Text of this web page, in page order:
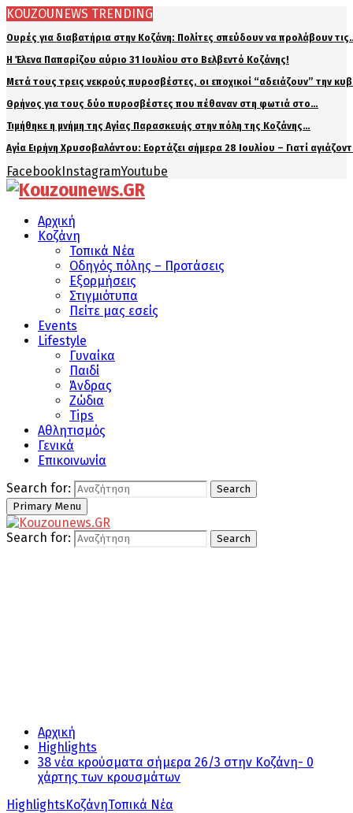
KOUZOUNEWS TRENDING
Ουρές για διαβατήρια στην Κοζάνη: Πολίτες σπεύδουν να προλάβουν
Η Έλενα Παπαρίζου αύριο 31 Ιουλίου στο Βελβεντό Κοζάνης!
Μετά τους τρεις νεκρούς πυροσβέστες, οι εποχικοί “αδειάζουν” την
Θρήνος για τους δύο πυροσβέστες που πέθαναν στη φωτιά στο…
Τιμήθηκε η μνήμη της Αγίας Παρασκευής στην πόλη της Κοζάνης…
Αγία Ειρήνη Χρυσοβαλάντου: Εορτάζει σήμερα 28 Ιουλίου – Γιατί
FacebookInstagramYoutube
Αρχική
Κοζάνη
Τοπικά Νέα
Οδηγός πόλης – Προτάσεις
Εξορμήσεις
Στιγμιότυπα
Πείτε μας εσείς
Events
Lifestyle
Γυναίκα
Παιδί
Άνδρας
Ζώδια
Tips
Αθλητισμός
Γενικά
Επικοινωνία
Search for:
Search
Primary Menu
Search for: Search
Αρχική
Highlights
38 νέα κρούσματα σήμερα 26/3 στην Κοζάνη- 0
χάρτης των κρουσμάτων
HighlightsΚοζάνηΤοπικά Νέα